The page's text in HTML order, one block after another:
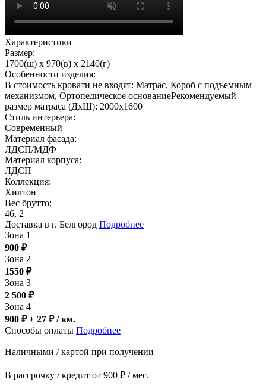
Характеристики
Размер:
1700(ш) x 970(в) x 2140(г)
Особенности изделия:
В стоимость кровати не входят: Матрас, Короб с подъемным
механизмом, Ортопедическое основаниеРекомендуемый
размер матраса (ДхШ): 2000х1600
Стиль интерьера:
Современный
Материал фасада:
ЛДСП/МДФ
Материал корпуса:
ЛДСП
Коллекция:
Хилтон
Вес брутто:
46, 2
Доставка в г. Белгород Подробнее
Зона 1
900 ₽
Зона 2
1550 ₽
Зона 3
2 500 ₽
Зона 4
900 ₽ + 27 ₽/ км.
Способы оплаты Подробнее
Наличными / картой при получении
В рассрочку / кредит от 900 ₽ / мес.